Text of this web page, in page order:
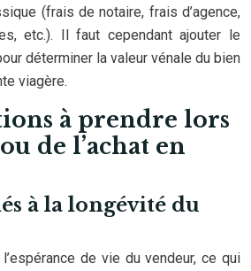
(frais de notaire, frais d’agence,
etc.). Il faut cependant ajouter le
déterminer la valeur vénale du bien
viagère.
à prendre lors
de l’achat en
à la longévité du
de vie du vendeur, ce qui